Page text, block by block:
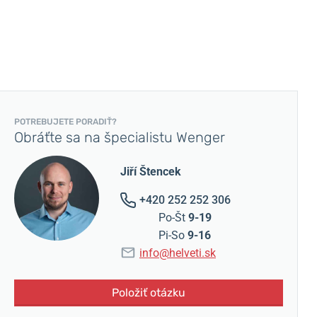
POTREBUJETE PORADIŤ?
Obráťte sa na špecialistu Wenger
Jiří Štencek
+420 252 252 306
Po-Št 9-19
Pi-So 9-16
info@helveti.sk
Položiť otázku